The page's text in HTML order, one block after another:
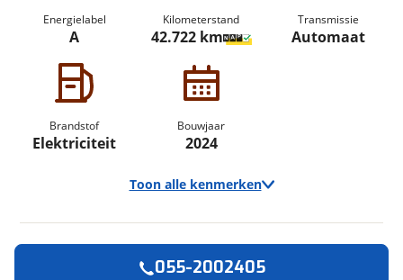
Energielabel
A
Kilometerstand
42.722 km
Transmissie
Automaat
Brandstof
Elektriciteit
Bouwjaar
2024
Toon alle kenmerken
055-2002405
Vraag eenproefritaan!
vraag!
Ontvang gratis jouw